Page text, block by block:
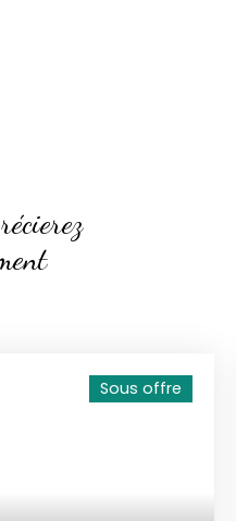
Sous offre